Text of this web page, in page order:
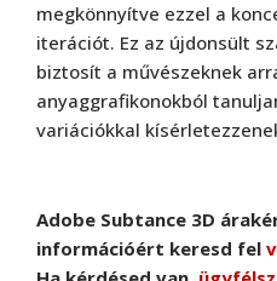
megkönnyítve ezzel a
iterációt. Ez az újdonsült
biztosít a művészeknek
anyaggrafikonokból
variációkkal
Adobe Subtance 3D
információért keresd fel